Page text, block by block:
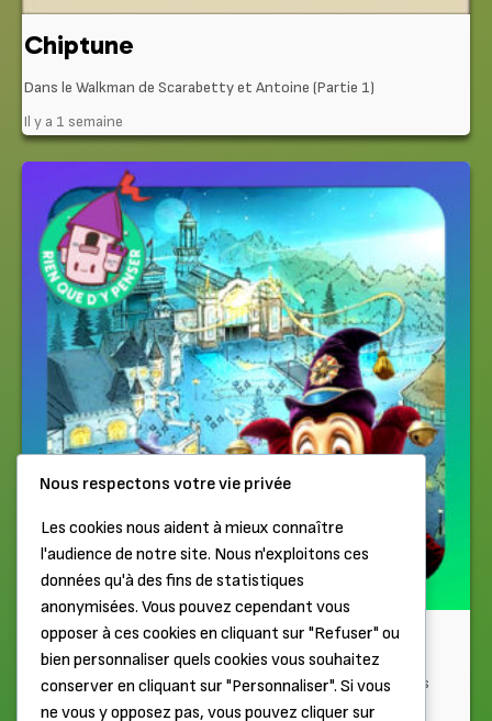
Chiptune
Dans le Walkman de Scarabetty et Antoine (Partie 1)
Il y a 1 semaine
Rien que d'y penser...
Efteling, le parc le plus unique d’Europe ! Nouveau coaster, les
ambitions, les raisons du succès… Avec Antoine et Gilles...
Nous respectons votre vie privée
Les cookies nous aident à mieux connaître
l'audience de notre site. Nous n'exploitons ces
données qu'à des fins de statistiques
anonymisées. Vous pouvez cependant vous
opposer à ces cookies en cliquant sur "Refuser" ou
bien personnaliser quels cookies vous souhaitez
conserver en cliquant sur "Personnaliser". Si vous
ne vous y opposez pas, vous pouvez cliquer sur